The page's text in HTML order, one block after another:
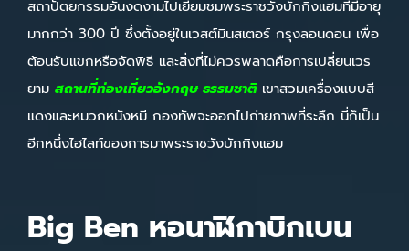
สถาปัตยกรรมอันงดงามไปเยี่ยมชมพระราชวังบักกิงแฮมที่มีอายุ
มากกว่า 300 ปี ซึ่งตั้งอยู่ในเวสต์มินสเตอร์ กรุงลอนดอน เพื่อ
ต้อนรับแขกหรือจัดพิธี และสิ่งที่ไม่ควรพลาดคือการเปลี่ยนเวร
ยาม สถานที่ท่องเที่ยวอังกฤษ ธรรมชาติเขาสวมเครื่องแบบสี
แดงและหมวกหนังหมี กองทัพจะออกไปถ่ายภาพที่ระลึก นี่ก็เป็น
อีกหนึ่งไฮไลท์ของการมาพระราชวังบักกิงแฮม
Big Ben หอนาฬิกาบิกเบน